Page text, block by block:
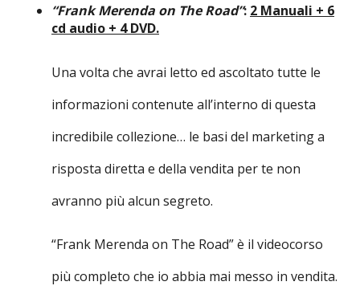
“Frank Merenda on The Road”: 2 Manuali + 6
cd audio + 4 DVD.
Una volta che avrai letto ed ascoltato tutte le
informazioni contenute all’interno di questa
incredibile collezione… le basi del marketing a
risposta diretta e della vendita per te non
avranno più alcun segreto.
“Frank Merenda on The Road” è il videocorso
più completo che io abbia mai messo in vendita.